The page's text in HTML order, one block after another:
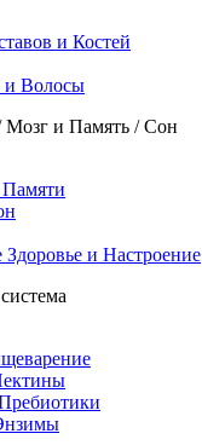
и Костей
и Волосы
Мозг и Память / Сон
Здоровье и Настроение